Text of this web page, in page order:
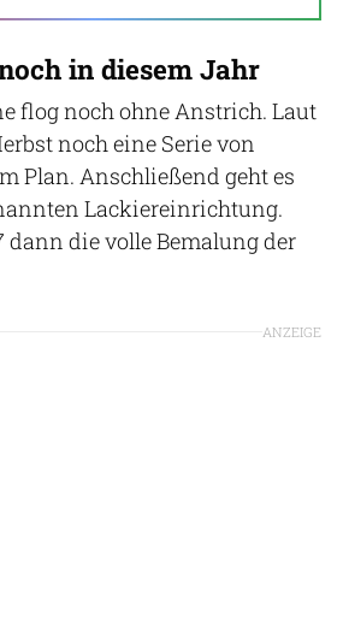
in diesem Jahr
flog noch ohne Anstrich. Laut
noch eine Serie von
Plan. Anschließend geht es
Lackiereinrichtung.
dann die volle Bemalung der
ANZEIGE